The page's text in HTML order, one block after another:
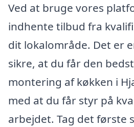
Ved at bruge vores
indhente tilbud fra
dit lokalområde. Det er
sikre, at du får den
montering af køkken i
med at du får styr på
arbejdet. Tag det første